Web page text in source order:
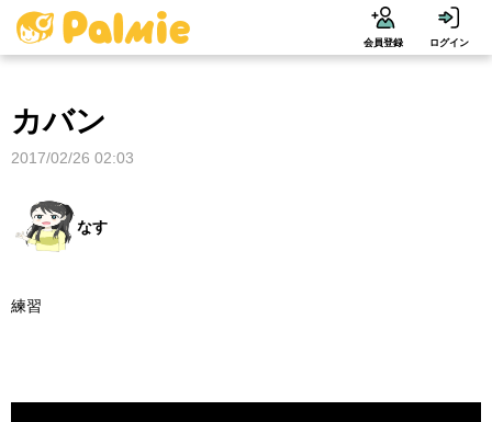
会員登録 ログイン
カバン
2017/02/26 02:03
なす
練習